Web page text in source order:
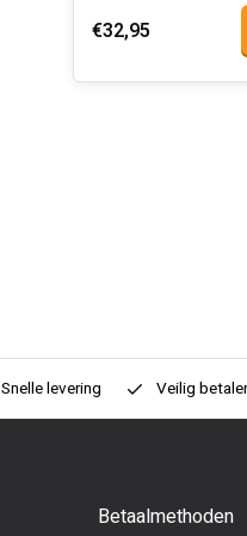
€32,95
Snelle levering Veilig
Betaalmethoden